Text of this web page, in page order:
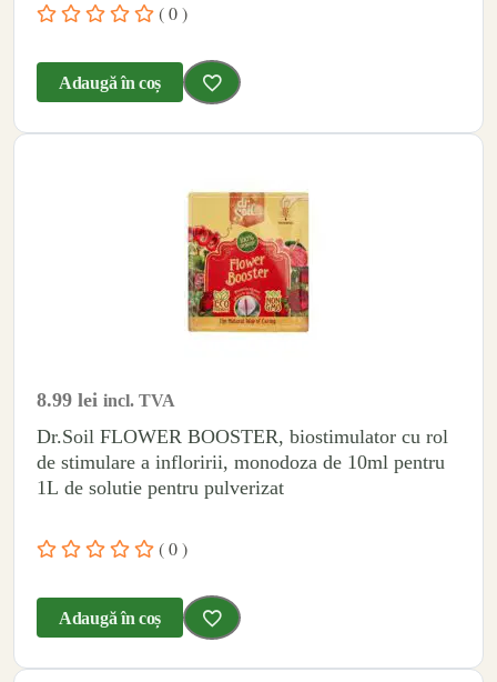
( 0 )
Adaugă în coș
8.99 lei incl. TVA
Dr.Soil FLOWER BOOSTER, biostimulator cu rol
de stimulare a infloririi, monodoza de 10ml pentru
1L de solutie pentru pulverizat
( 0 )
Adaugă în coș